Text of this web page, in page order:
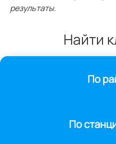
результаты.
Найти
По
По